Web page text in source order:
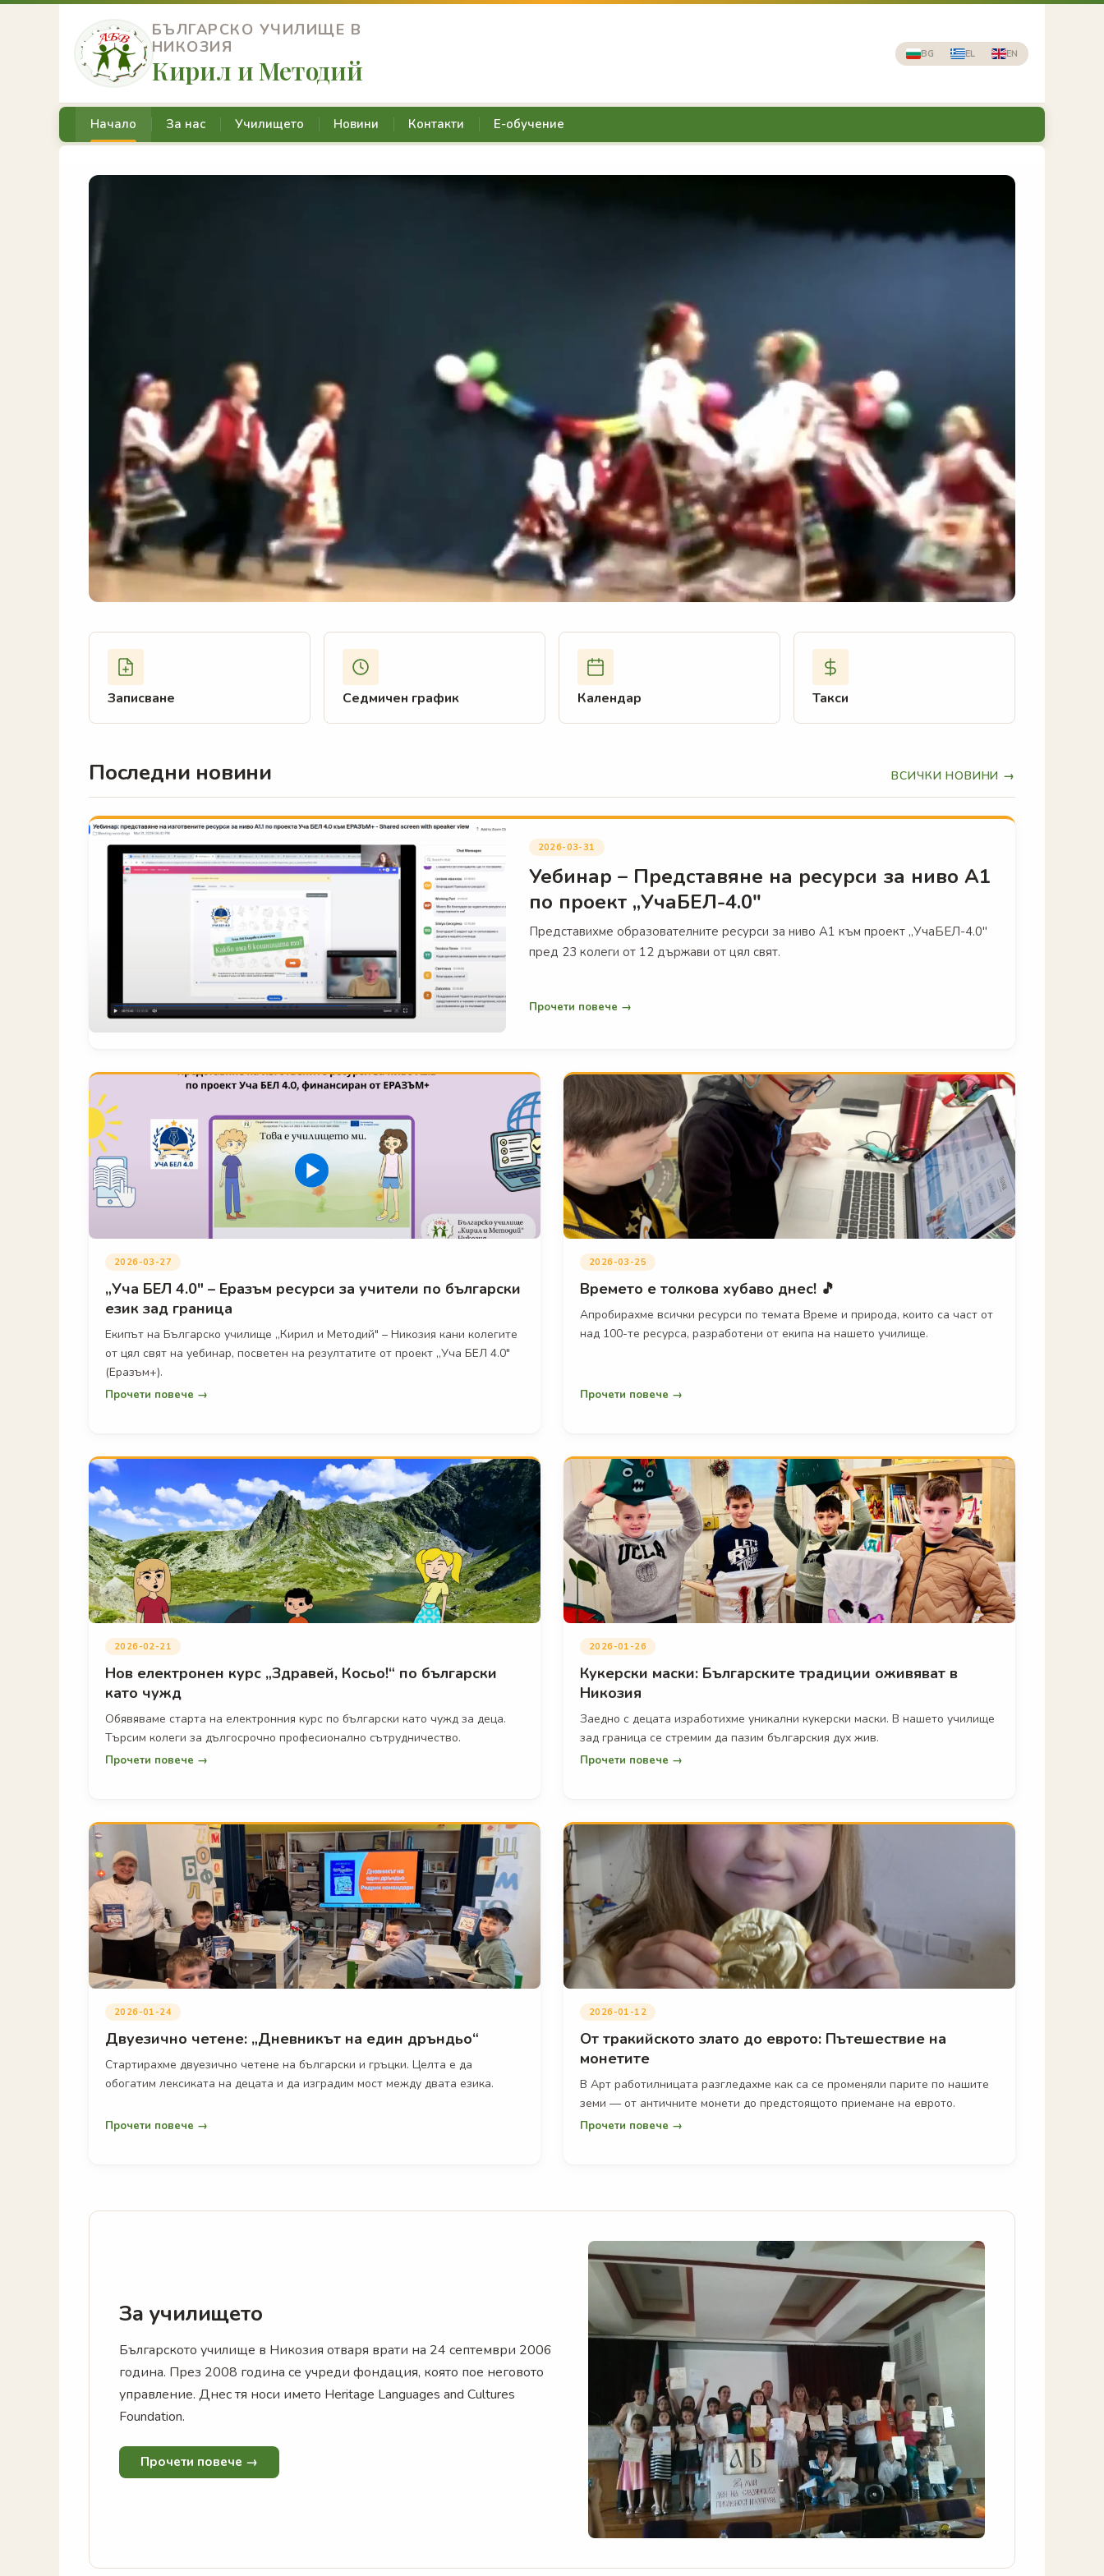
БЪЛГАРСКО УЧИЛИЩЕ В
НИКОЗИЯ
Кирил и Методий
BG EL EN
Начало За нас Училището Новини Контакти Е-обучение
Българско училище в
Никозия, Кипър
Записване Седмичен график Контакти
Записване Седмичен график Календар Такси
Последни новини ВСИЧКИ НОВИНИ →
2026-03-31
Уебинар – Представяне на ресурси за ниво А1
по проект „УчаБЕЛ-4.0"
Представихме образователните ресурси за ниво А1 към проект „УчаБЕЛ-4.0"
пред 23 колеги от 12 държави от цял свят.
Прочети повече →
2026-03-27
„Уча БЕЛ 4.0" – Еразъм ресурси за учители по български
език зад граница
Екипът на Българско училище „Кирил и Методий" – Никозия кани колегите
от цял свят на уебинар, посветен на резултатите от проект „Уча БЕЛ 4.0"
(Еразъм+).
Прочети повече →
2026-03-25
Времето е толкова хубаво днес! 🎵
Апробирахме всички ресурси по темата Време и природа, които са част от
над 100-те ресурса, разработени от екипа на нашето училище.
Прочети повече →
2026-02-21
Нов електронен курс „Здравей, Косьо!“ по български
като чужд
Обявяваме старта на електронния курс по български като чужд за деца.
Търсим колеги за дългосрочно професионално сътрудничество.
Прочети повече →
2026-01-26
Кукерски маски: Българските традиции оживяват в
Никозия
Заедно с децата изработихме уникални кукерски маски. В нашето училище
зад граница се стремим да пазим българския дух жив.
Прочети повече →
2026-01-24
Двуезично четене: „Дневникът на един дръндьо“
Стартирахме двуезично четене на български и гръцки. Целта е да
обогатим лексиката на децата и да изградим мост между двата езика.
Прочети повече →
2026-01-12
От тракийското злато до еврото: Пътешествие на
монетите
В Арт работилницата разгледахме как са се променяли парите по нашите
земи — от античните монети до предстоящото приемане на еврото.
Прочети повече →
За училището
Българското училище в Никозия отваря врати на 24 септември 2006
година. През 2008 година се учреди фондация, която пое неговото
управление. Днес тя носи името Heritage Languages and Cultures
Foundation.
Прочети повече →